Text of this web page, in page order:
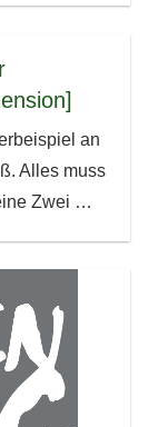
an
Alles muss
Zwei …